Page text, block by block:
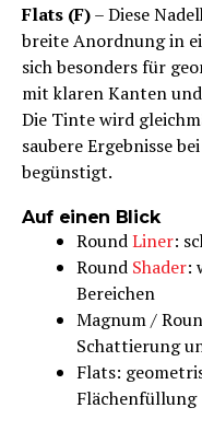
Flats (F)– Diese
breite Anordnung in
sich besonders für
mit klaren Kanten
Die Tinte wird
saubere Ergebnisse
begünstigt.
Auf einen Blick
RoundLiner:
Round Shader:
Bereichen
Magnum /
Schattierung
Flats:
Flächenfüllung